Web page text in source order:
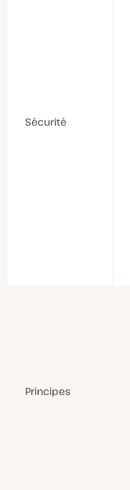
Sécurité
Principes